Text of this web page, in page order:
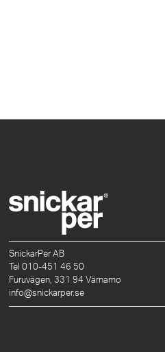
SnickarPer AB
Tel 010-451 46 50
Furuvägen, 331 94 Värnamo
info@snickarper.se